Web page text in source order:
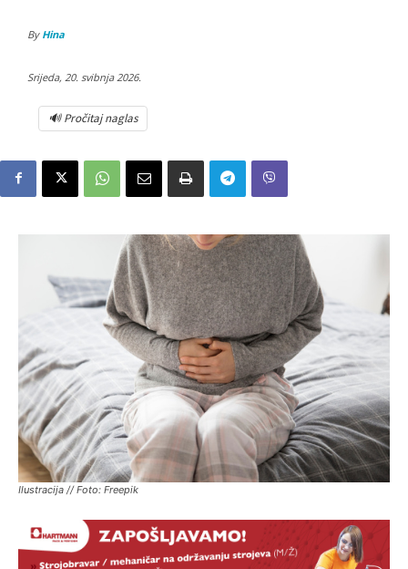
By Hina
Srijeda, 20. svibnja 2026.
🔊 Pročitaj naglas
Ilustracija // Foto: Freepik